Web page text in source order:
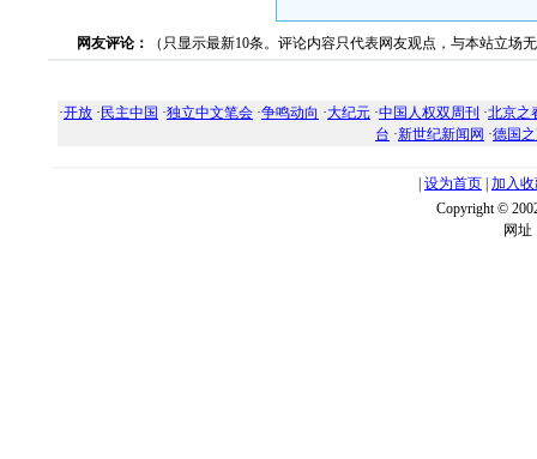
网友评论： （只显示最新10条。评论内容只代表网友观点，与本站立场
·开放 · 民主中国 ·独立中文笔会 ·争鸣动向 ·大纪元 ·中国人权双周刊 ·北京之
台 ·新世纪新闻网 ·德国
设为首页 加入
Copyright ©
网址